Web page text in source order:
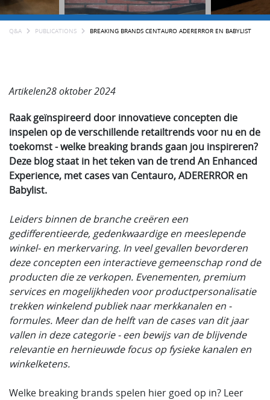
Q&A PUBLICATIONS BREAKING BRANDS CENTAURO ADERERROR EN BABYLIST
Artikelen28 oktober 2024
Raak geïnspireerd door innovatieve concepten die
inspelen op de verschillende retailtrends voor nu en de
toekomst - welke breaking brands gaan jou inspireren?
Deze blog staat in het teken van de trend An Enhanced
Experience, met cases van Centauro, ADERERROR en
Babylist.
Leiders binnen de branche creëren een
gedifferentieerde, gedenkwaardige en meeslepende
winkel- en merkervaring. In veel gevallen bevorderen
deze concepten een interactieve gemeenschap rond de
producten die ze verkopen. Evenementen, premium
services en mogelijkheden voor productpersonalisatie
trekken winkelend publiek naar merkkanalen en -
formules. Meer dan de helft van de cases van dit jaar
vallen in deze categorie - een bewijs van de blijvende
relevantie en hernieuwde focus op fysieke kanalen en
winkelketens.
Welke breaking brands spelen hier goed op in? Leer